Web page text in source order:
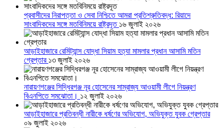
প্রবাসীদের নিরাপত্তা ও সেবা নিশ্চিতে আমরা প্রতিশ্রুতিবদ্ধ: রিয়াদে
সাংবাদিকদের সঙ্গে মতবিনিময়ে রাষ্ট্রদূত ১৬ জুলাই ২০২৬
আড়াইহাজারে রেমিট্যান্স যোদ্ধা সিয়াম হত্যা মামলার প্রধান আসামি মতিন
গ্রেপ্তার ১৩ জুলাই ২০২৬
নারায়ণগঞ্জের সিদ্ধিরগঞ্জ নূর হোসেনের সাম্রাজ্য আওয়ামী লীগে নিয়ন্ত্রণ
বিএনপিতে সমঝোতা। ১২ জুলাই ২০২৬
আড়াইহাজারে প্রতিবন্ধী নারীকে ধর্ষণের অভিযোগ, অভিযুক্ত যুবক গ্রেপ্তার
০৯ জুলাই ২০২৬